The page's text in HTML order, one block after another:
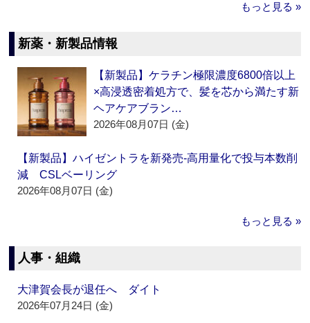
もっと見る »
新薬・新製品情報
【新製品】ケラチン極限濃度6800倍以上
×高浸透密着処方で、髪を芯から満たす新
ヘアケアブラン…
2026年08月07日 (金)
【新製品】ハイゼントラを新発売‐高用量化で投与本数削
減 CSLベーリング
2026年08月07日 (金)
もっと見る »
人事・組織
大津賀会長が退任へ ダイト
2026年07月24日 (金)